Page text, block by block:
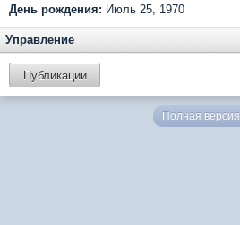
День рождения: Июль 25, 1970
Управление
Публикации
Полная версия